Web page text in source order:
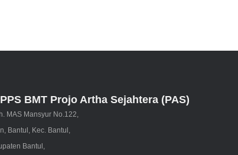
BMT Projo Artha Sejahtera (PAS)
MAS Mansyur No.122,
Bantul, Kec. Bantul,
Bantul,